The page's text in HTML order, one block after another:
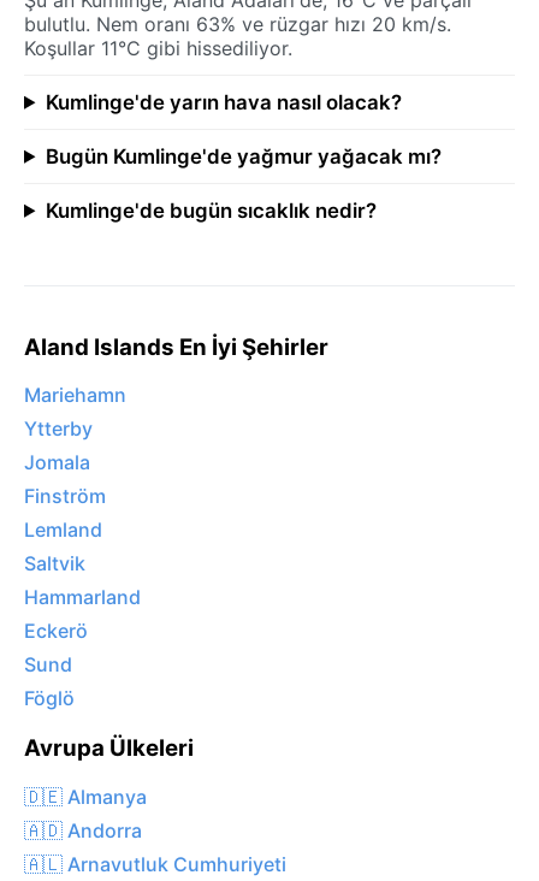
bulutlu. Nem oranı 63% ve rüzgar hızı 20 km/s.
Koşullar 11°C gibi hissediliyor.
Kumlinge'de yarın hava nasıl olacak?
Bugün Kumlinge'de yağmur yağacak mı?
Kumlinge'de bugün sıcaklık nedir?
Aland Islands En İyi Şehirler
Mariehamn
Ytterby
Jomala
Finström
Lemland
Saltvik
Hammarland
Eckerö
Sund
Föglö
Avrupa Ülkeleri
🇩🇪 Almanya
🇦🇩 Andorra
🇦🇱 Arnavutluk Cumhuriyeti